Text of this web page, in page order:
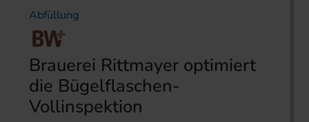
Abfüllung
Brauerei Rittmayer optimiert
die Bügelflaschen-
Vollinspektion